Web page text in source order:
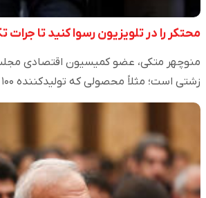
محتکر را در تلویزیون رسوا کنید تا جرات
منوچهر متکی، عضو کمیسیون اقتصادی
زشتی است؛ مثلاً محصولی که تولیدکننده ۱۰۰ هزار تومان…